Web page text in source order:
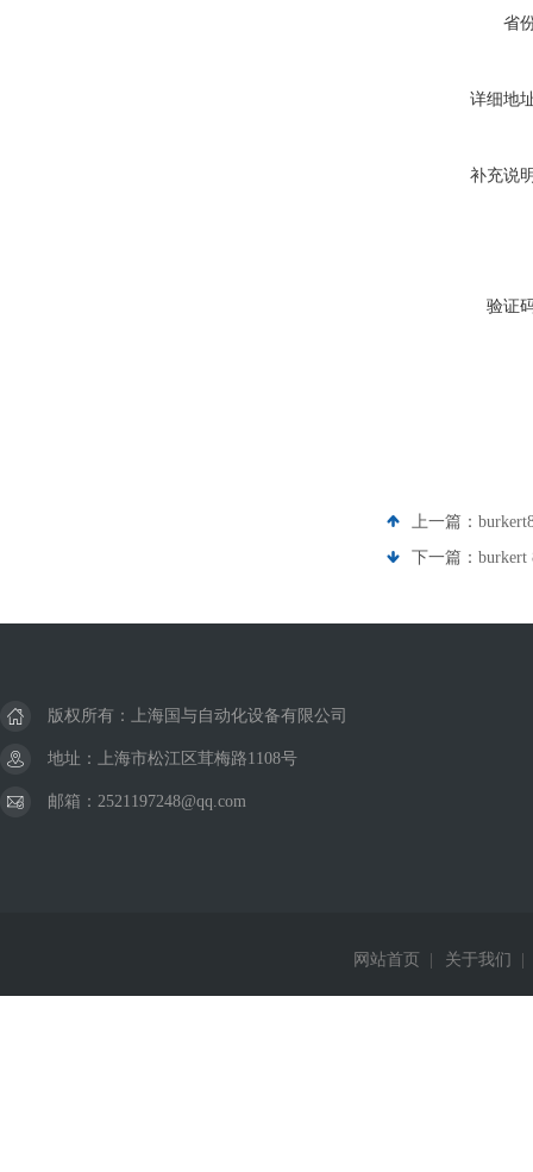
省
详细地
补充说
验证
上一篇：
下一篇： burkert
版权所有：上海国与自动化设备有限公司
地址：上海市松江区茸梅路1108号
邮箱：2521197248@qq.com
网站首页 关于我们